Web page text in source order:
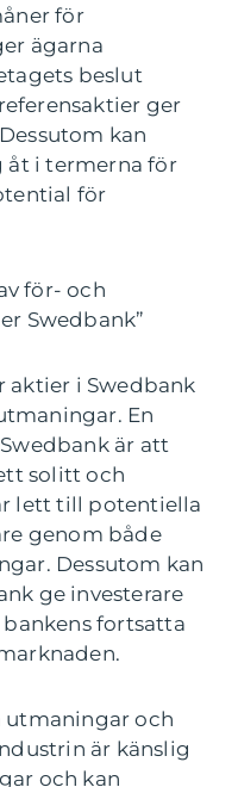
för
ägarna
beslut
ger
kan
åt i termerna för
för
för- och
Swedbank”
aktier i Swedbank
En
är att
solitt och
lett till potentiella
genom både
Dessutom kan
ge investerare
fortsatta
utmaningar och
är känslig
och kan